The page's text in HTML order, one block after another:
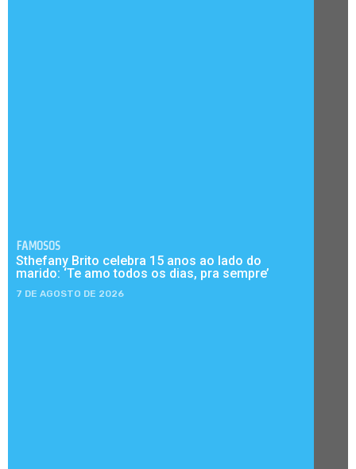
FAMOSOS
Sthefany Brito celebra 15 anos ao lado do
marido: ‘Te amo todos os dias, pra sempre’
7 DE AGOSTO DE 2026